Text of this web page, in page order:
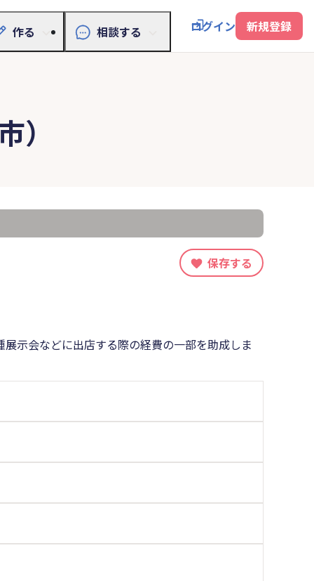
作る 相談する ログイン 新規登録
）
保存する
示会などに出店する際の経費の一部を助成しま